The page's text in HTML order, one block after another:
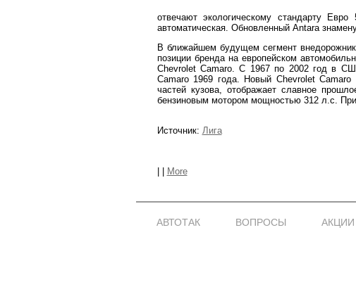
отвечают экологическому стандарту
автоматическая. Обновленный Antara
В ближайшем будущем сегмент
позиции бренда на европейском
Chevrolet Camaro. С 1967 по 2002 год в
Camaro 1969 года. Новый Chevrolet
частей кузова, отображает славное
бензиновым мотором мощностью 312 л.с.
Источник: Лига
More
АВТОТАК ВОПРОСЫ АКЦИИ